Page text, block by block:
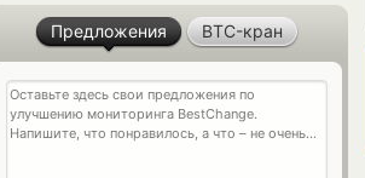
Предложения BTC-кран